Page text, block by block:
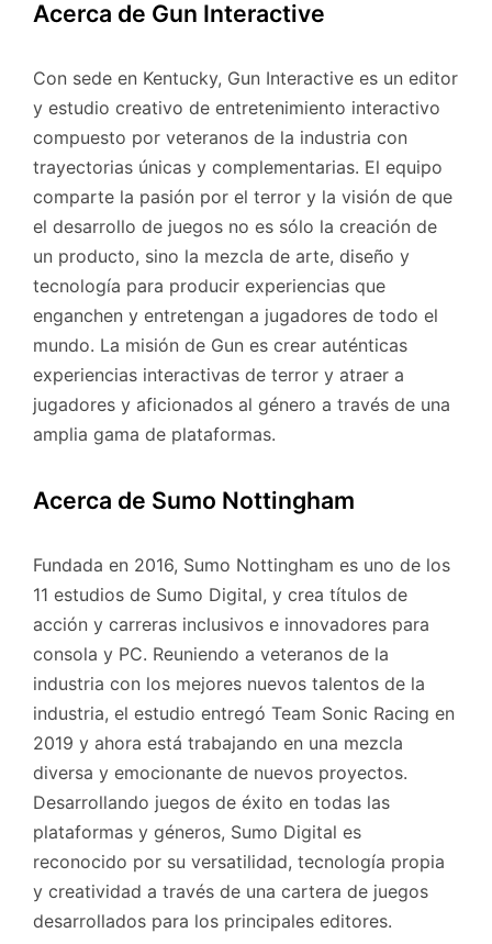
Acerca de Gun Interactive
Con sede en Kentucky, Gun Interactive es un editor
y estudio creativo de entretenimiento interactivo
compuesto por veteranos de la industria con
trayectorias únicas y complementarias. El equipo
comparte la pasión por el terror y la visión de que
el desarrollo de juegos no es sólo la creación de
un producto, sino la mezcla de arte, diseño y
tecnología para producir experiencias que
enganchen y entretengan a jugadores de todo el
mundo. La misión de Gun es crear auténticas
experiencias interactivas de terror y atraer a
jugadores y aficionados al género a través de una
amplia gama de plataformas.
Acerca de Sumo Nottingham
Fundada en 2016, Sumo Nottingham es uno de los
11 estudios de Sumo Digital, y crea títulos de
acción y carreras inclusivos e innovadores para
consola y PC. Reuniendo a veteranos de la
industria con los mejores nuevos talentos de la
industria, el estudio entregó Team Sonic Racing en
2019 y ahora está trabajando en una mezcla
diversa y emocionante de nuevos proyectos.
Desarrollando juegos de éxito en todas las
plataformas y géneros, Sumo Digital es
reconocido por su versatilidad, tecnología propia
y creatividad a través de una cartera de juegos
desarrollados para los principales editores.